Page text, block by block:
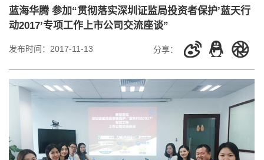
蓝海华腾 参加“贯彻落实深圳证监局投资者保护’蓝天行
动2017’专项工作上市公司交流座谈”
发布时间： 2017-11-13 分享：